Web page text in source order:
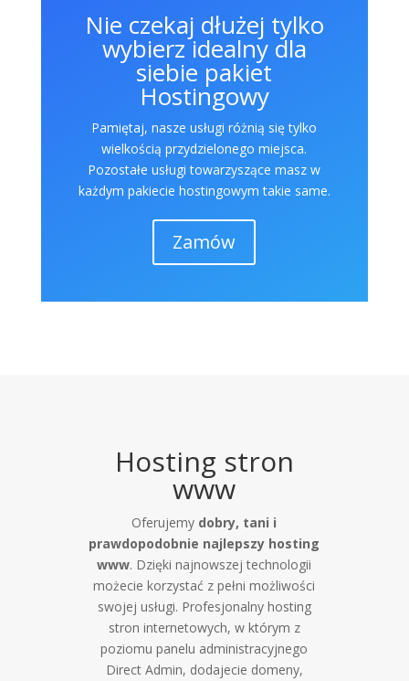
Nie czekaj dłużej tylko
wybierz idealny dla
siebie pakiet
Hostingowy
Pamiętaj, nasze usługi różnią się tylko
wielkością przydzielonego miejsca.
Pozostałe usługi towarzyszące masz w
każdym pakiecie hostingowym takie same.
Zamów
Hosting stron
www
Oferujemy dobry, tani i
prawdopodobnie najlepszy hosting
www. Dzięki najnowszej technologii
możecie korzystać z pełni możliwości
swojej usługi. Profesjonalny hosting
stron internetowych, w którym z
poziomu panelu administracyjnego
Direct Admin, dodajecie domeny,